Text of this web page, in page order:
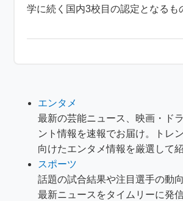
学に続く国内3校目の認定となる
エンタメ
最新の芸能ニュース、映画・ド
ント情報を速報でお届け。トレ
向けたエンタメ情報を厳選して
スポーツ
話題の試合結果や注目選手の動
最新ニュースをタイムリーに発